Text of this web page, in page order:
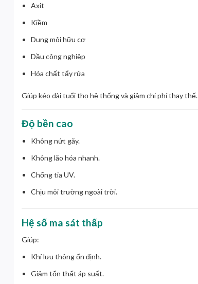
Axit
Kiềm
Dung môi hữu cơ
Dầu công nghiệp
Hóa chất tẩy rửa
Giúp kéo dài tuổi thọ hệ thống và giảm chi phí thay thế.
Độ bền cao
Không nứt gãy.
Không lão hóa nhanh.
Chống tia UV.
Chịu môi trường ngoài trời.
Hệ số ma sát thấp
Giúp:
Khí lưu thông ổn định.
Giảm tổn thất áp suất.